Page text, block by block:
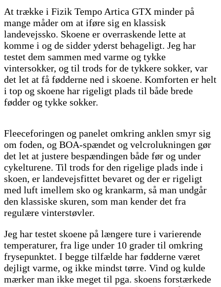
At trække i Fizik Tempo Artica GTX minder på
mange måder om at iføre sig en klassisk
landevejssko. Skoene er overraskende lette at
komme i og de sidder yderst behageligt. Jeg har
testet dem sammen med varme og tykke
vintersokker, og til trods for de tykkere sokker, var
det let at få fødderne ned i skoene. Komforten er helt
i top og skoene har rigeligt plads til både brede
fødder og tykke sokker.
Fleeceforingen og panelet omkring anklen smyr sig
om foden, og BOA-spændet og velcrolukningen gør
det let at justere bespændingen både før og under
cykelturene. Til trods for den rigelige plads inde i
skoen, er landevejsfittet bevaret og der er rigeligt
med luft imellem sko og krankarm, så man undgår
den klassiske skuren, som man kender det fra
regulære vinterstøvler.
Jeg har testet skoene på længere ture i varierende
temperaturer, fra lige under 10 grader til omkring
frysepunktet. I begge tilfælde har fødderne været
dejligt varme, og ikke mindst tørre. Vind og kulde
mærker man ikke meget til pga. skoens forstærkede